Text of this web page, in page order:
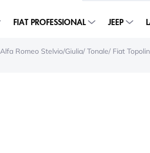
FIAT PROFESSIONAL JEEP
Alfa Romeo Stelvio/Giulia/ Tonale/ Fiat